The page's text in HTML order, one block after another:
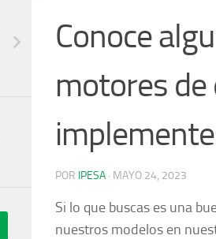
Conoce
motores de
POR IPESA · MAYO 24, 2023
Si lo que buscas es una
nuestros modelos en